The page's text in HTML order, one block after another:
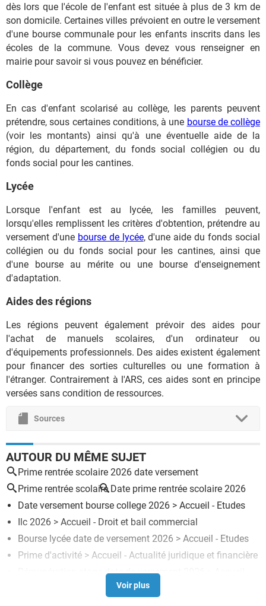
dès lors que l'école de l'enfant est située à plus de 3 km de
son domicile. Certaines villes prévoient en outre le versement
d'une bourse communale pour les enfants inscrits dans les
écoles de la commune. Vous devez vous renseigner en
mairie pour savoir si vous pouvez en bénéficier.
Collège
En cas d'enfant scolarisé au collège, les parents peuvent
prétendre, sous certaines conditions, à une bourse de collège
(voir les montants) ainsi qu'à une éventuelle aide de la
région, du département, du fonds social collégien ou du
fonds social pour les cantines.
Lycée
Lorsque l'enfant est au lycée, les familles peuvent,
lorsqu'elles remplissent les critères d'obtention, prétendre au
versement d'une bourse de lycée, d'une aide du fonds social
collégien ou du fonds social pour les cantines, ainsi que
d'une bourse au mérite ou une bourse d'enseignement
d'adaptation.
Aides des régions
Les régions peuvent également prévoir des aides pour
l'achat de manuels scolaires, d'un ordinateur ou
d'équipements professionnels. Des aides existent également
pour financer des sorties culturelles ou une formation à
l'étranger. Contrairement à l'ARS, ces aides sont en principe
versées sans condition de ressources.
Sources
AUTOUR DU MÊME SUJET
Prime rentrée scolaire 2026 date versement
Prime rentrée scolaire Date prime rentrée scolaire 2026
Date versement bourse college 2026 > Accueil - Etudes
Ilc 2026 > Accueil - Droit et bail commercial
Bourse lycée date de versement 2026 > Accueil - Etudes
Prime d'activité > Accueil - Actualité juridique et financière
Rémunération stage date de versement 2026
Stages et apprentissage